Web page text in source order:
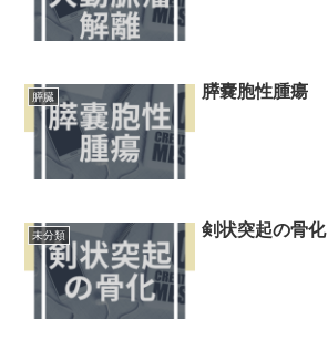
膵臓 膵嚢胞性腫瘍
未分類 剣状突起の骨化